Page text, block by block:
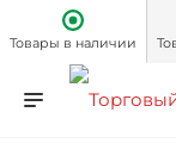
Товары в наличии